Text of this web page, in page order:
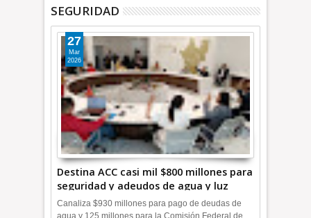
SEGURIDAD
Destina ACC casi mil $800 millones para
seguridad y adeudos de agua y luz
+Video
27
Mar
2026
Canaliza $930 millones para pago de deudas de
agua y 125 millones para la Comisión Federal de